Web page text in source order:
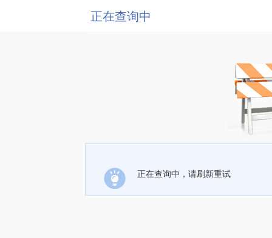
正在查询中
正在查询中，请刷新重试